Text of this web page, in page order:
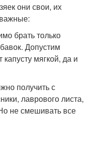
они свои, их
брать только
Допустим
мягкой, да и
получить с
лаврового листа,
не смешивать все